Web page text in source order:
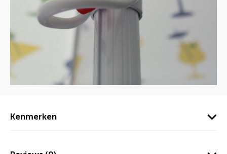
Kenmerken